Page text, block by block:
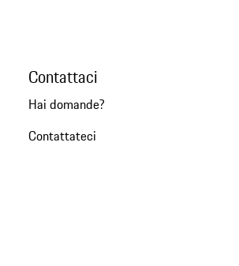
Contattaci
Hai domande?
Contattateci